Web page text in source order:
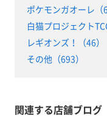
ポケモンガオーレ（6
白猫プロジェクト
レギオンズ！（46）
その他（693）
関連する店舗ブログ